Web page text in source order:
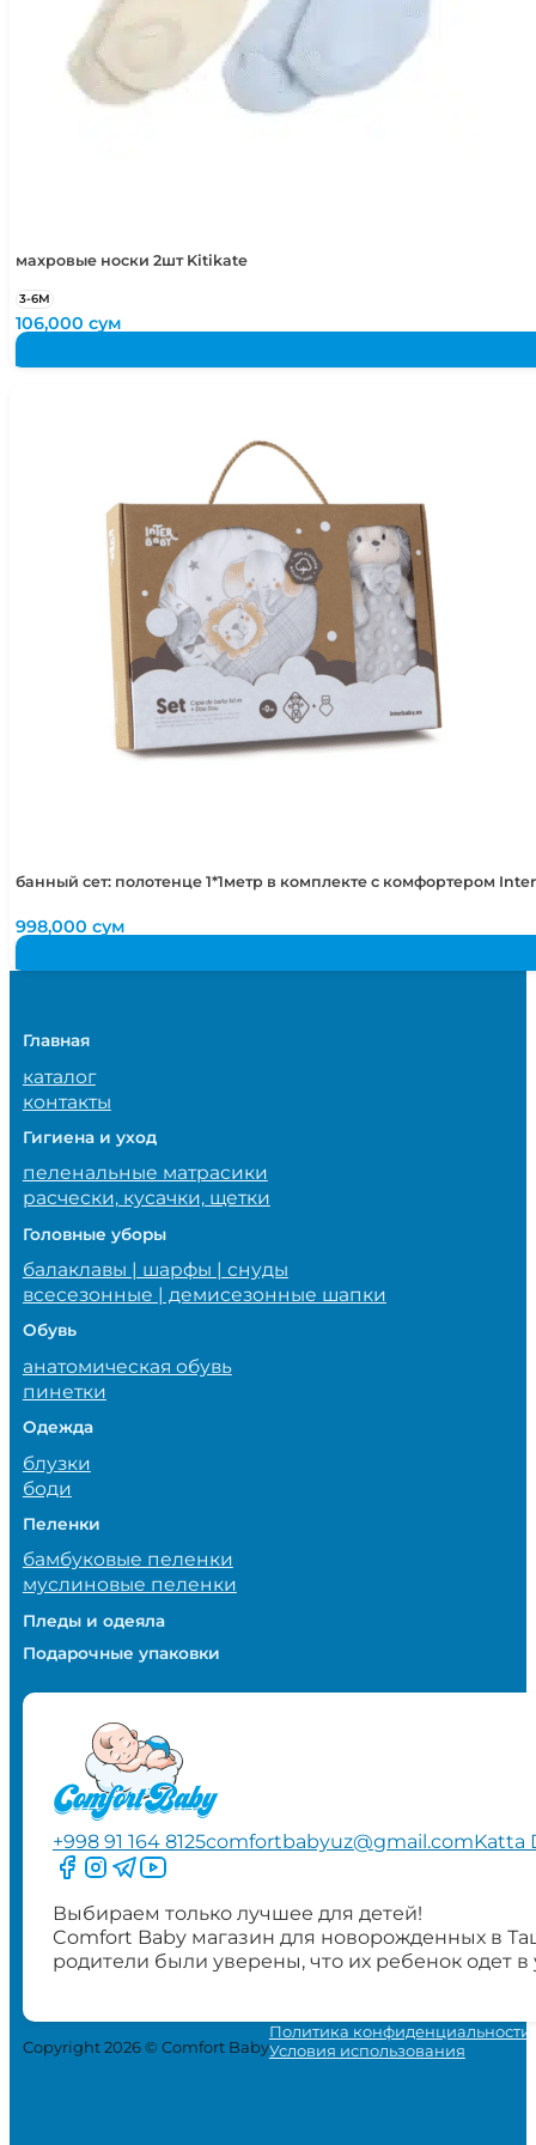
махровые носки 2шт Kitikate
3-6М
106,000сум
банный сет: полотенце 1*1метр в комплекте с комфортером
998,000сум
Главная
каталог
контакты
Гигиена и уход
пеленальные матрасики
расчески, кусачки, щетки
Головные уборы
балаклавы | шарфы | снуды
всесезонные | демисезонные шапки
Обувь
анатомическая обувь
пинетки
Одежда
блузки
боди
Пеленки
бамбуковые пеленки
муслиновые пеленки
Пледы и одеяла
Подарочные упаковки
+998 91 164 8125comfortbabyuz@gmail.comKatta
Следите за нами на Facebook
Следите за нами в Instagram
Следите за нами в Telegram
Следите за нами в YouTube
Выбираем только лучшее для детей!
Comfort Baby магазин для новорожденных в
родители были уверены, что их ребенок одет
Copyright 2026 © Comfort Baby
Политика конфиденциальности
Условия использования